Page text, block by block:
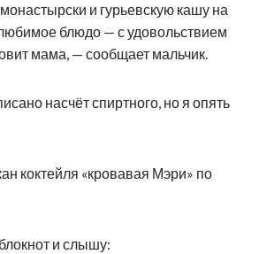
и гурьевскую кашу на
блюдо — с удовольствием
мама, — сообщает мальчик.
насчёт спиртного, но я опять
коктейля «кровавая Мэри» по
и слышу: